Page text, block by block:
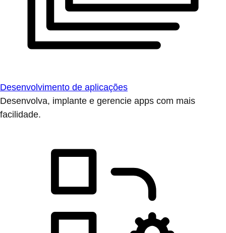
Desenvolvimento de aplicações
Desenvolva, implante e gerencie apps com mais
facilidade.